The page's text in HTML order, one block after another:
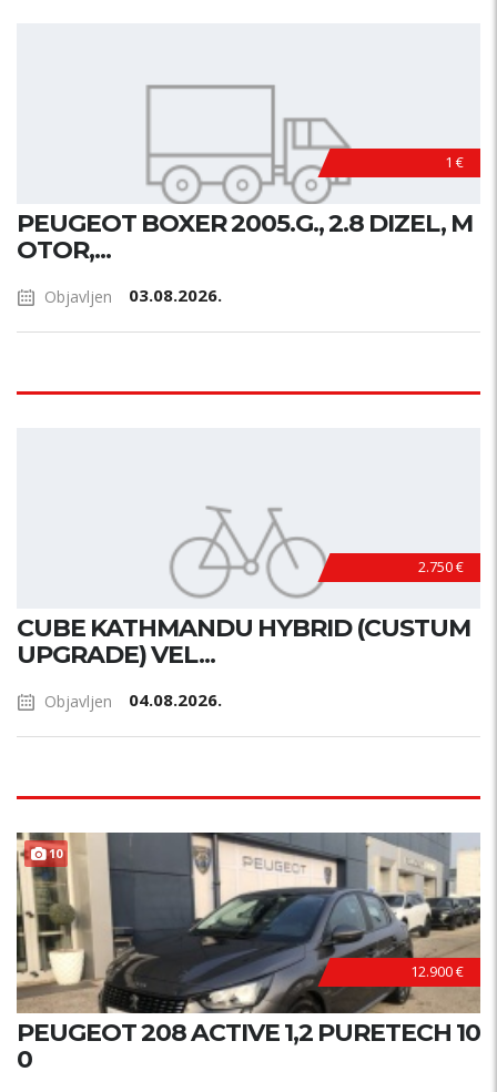
1 €
PEUGEOT BOXER 2005.G., 2.8 DIZEL, M
OTOR,...
Objavljen 03.08.2026.
2.750 €
CUBE KATHMANDU HYBRID (CUSTUM
UPGRADE) VEL...
Objavljen 04.08.2026.
10
12.900 €
PEUGEOT 208 ACTIVE 1,2 PURETECH 10
0